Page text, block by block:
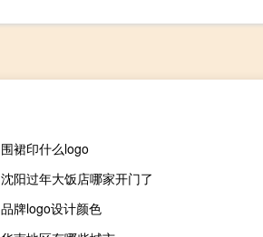
围裙印什么logo
沈阳过年大饭店哪家开门了
品牌logo设计颜色